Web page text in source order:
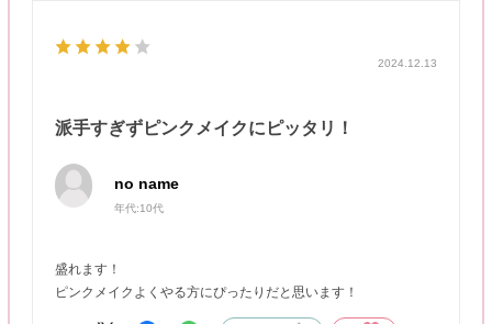
2024.12.13
派手すぎずピンクメイクにピッタリ！
no name
年代:10代
盛れます！
ピンクメイクよくやる方にぴったりだと思います！